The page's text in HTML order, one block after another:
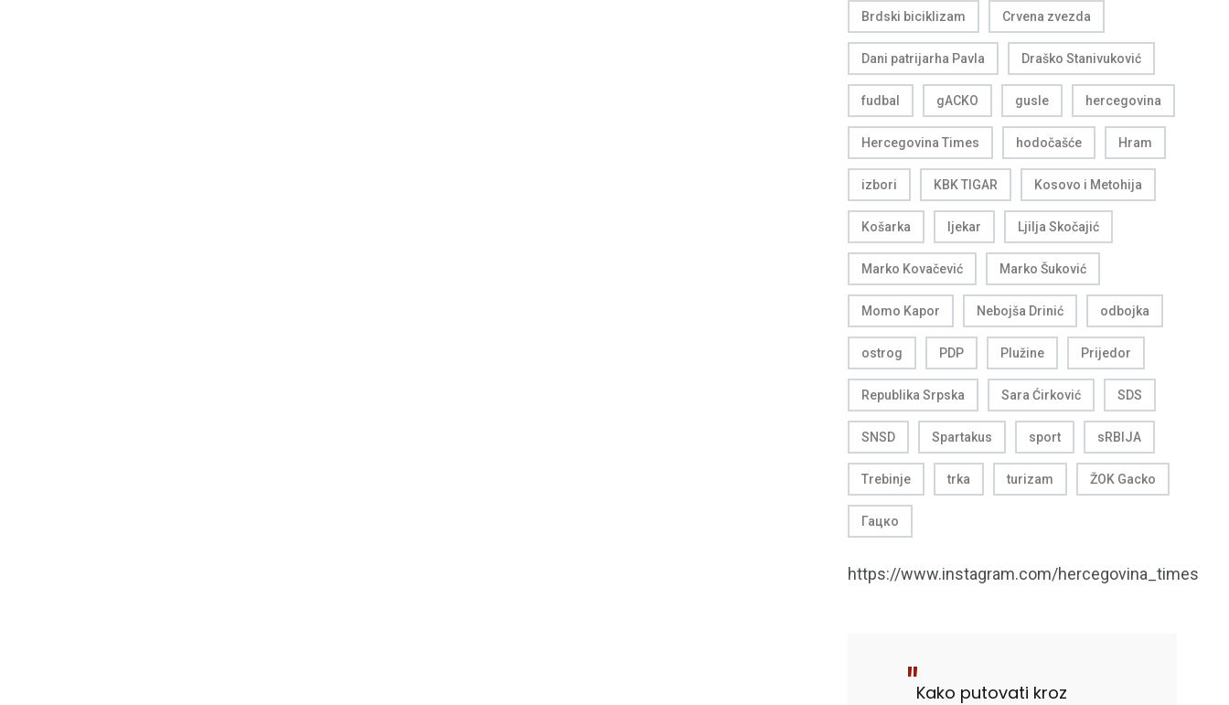
Brdski biciklizam Crvena zvezda
Dani patrijarha Pavla Draško Stanivuković
fudbal gACKO gusle hercegovina
Hercegovina Times hodočašće Hram
izbori KBK TIGAR Kosovo i Metohija
Košarka ljekar Ljilja Skočajić
Marko Kovačević Marko Šuković
Momo Kapor Nebojša Drinić odbojka
ostrog PDP Plužine Prijedor
Republika Srpska Sara Ćirković SDS
SNSD Spartakus sport sRBIJA
Trebinje trka turizam ŽOK Gacko
Гацко
https://www.instagram.com/hercegovina_times
Kako putovati kroz